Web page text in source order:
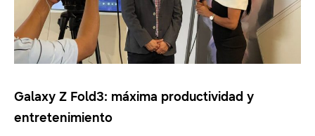
Galaxy Z Fold3: máxima productividad y
entretenimiento